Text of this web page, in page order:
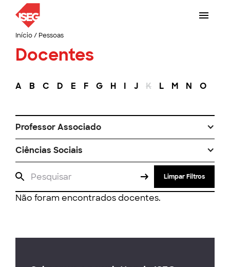
Início/ Pessoas
Docentes
A B C D E F G H I J K L M N O
Professor Associado
Ciências Sociais
Limpar Filtros
Não foram encontrados docentes.